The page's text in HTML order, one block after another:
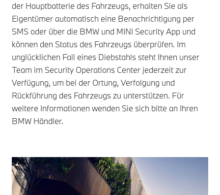
der Hauptbatterie des Fahrzeugs, erhalten Sie als
Eigentümer automatisch eine Benachrichtigung per
SMS oder über die BMW und MINI Security App und
können den Status des Fahrzeugs überprüfen. Im
unglücklichen Fall eines Diebstahls steht Ihnen unser
Team im Security Operations Center jederzeit zur
Verfügung, um bei der Ortung, Verfolgung und
Rückführung des Fahrzeugs zu unterstützen. Für
weitere Informationen wenden Sie sich bitte an Ihren
BMW Händler.